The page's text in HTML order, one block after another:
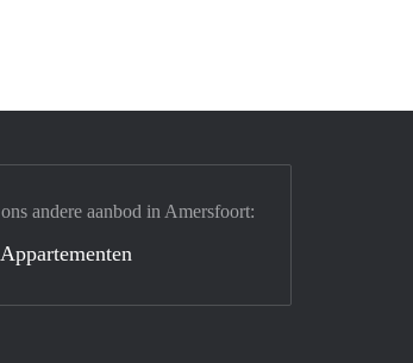
andere aanbod in Amersfoort:
Appartementen